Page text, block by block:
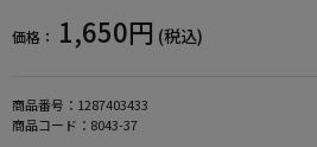
価格： 1,650円 (税込)
商品番号： 1287403433
商品コード： 8043-37